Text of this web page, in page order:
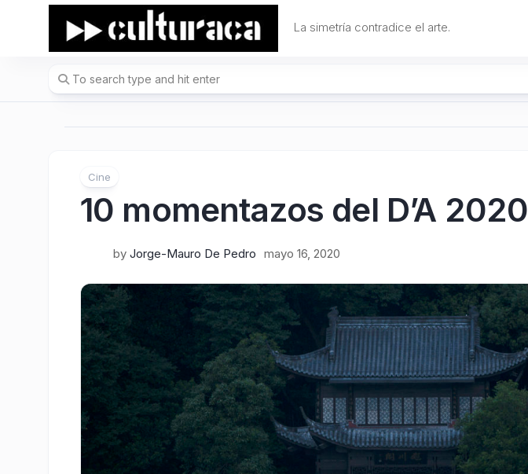
La simetría contradice el arte.
Cine
10 momentazos del D’A 2020
by Jorge-Mauro De Pedro mayo 16, 2020